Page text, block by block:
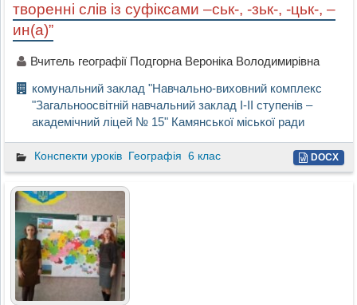
творенні слів із суфіксами –ськ-, -зьк-, -цьк-, –
ин(а)”
Вчитель географії Подгорна Вероніка Володимирівна
комунальний заклад "Навчально-виховний комплекс
"Загальноосвітній навчальний заклад І-ІІ ступенів –
академічний ліцей № 15" Камянської міської ради
Конспекти уроків Географія 6 клас DOCX